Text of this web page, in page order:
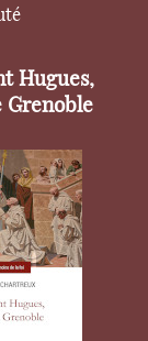
Hugues,
Grenoble